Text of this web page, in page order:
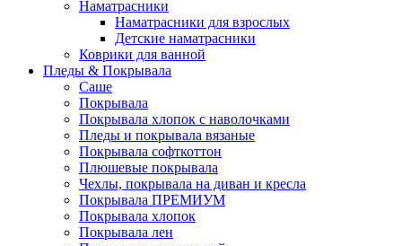
Наматрасники
Наматрасники для взрослых
Детские наматрасники
Коврики для ванной
Пледы & Покрывала
Саше
Покрывала
Покрывала хлопок с наволочками
Пледы и покрывала вязаные
Покрывала софткоттон
Плюшевые покрывала
Чехлы, покрывала на диван и кресла
Покрывала ПРЕМИУМ
Покрывала хлопок
Покрывала лен